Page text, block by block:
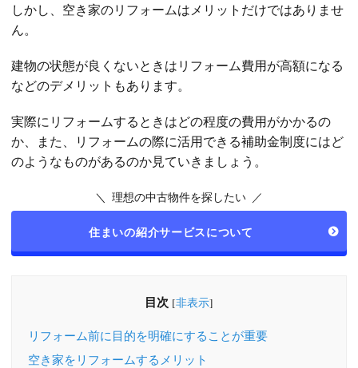
しかし、空き家のリフォームはメリットだけではありませ
ん。
建物の状態が良くないときはリフォーム費用が高額になる
などのデメリットもあります。
実際にリフォームするときはどの程度の費用がかかるの
か、また、リフォームの際に活用できる補助金制度にはど
のようなものがあるのか見ていきましょう。
＼ 理想の中古物件を探したい ／
住まいの紹介サービスについて
目次 [非表示]
リフォーム前に目的を明確にすることが重要
空き家をリフォームするメリット